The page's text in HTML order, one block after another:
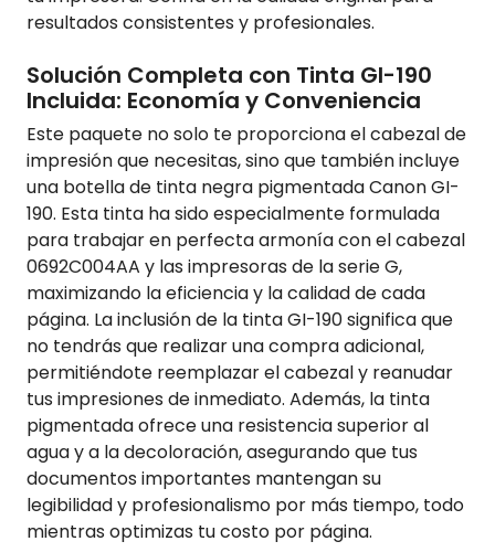
resultados consistentes y profesionales.
Solución Completa con Tinta GI-190
Incluida: Economía y Conveniencia
Este paquete no solo te proporciona el cabezal de
impresión que necesitas, sino que también incluye
una botella de tinta negra pigmentada Canon GI-
190. Esta tinta ha sido especialmente formulada
para trabajar en perfecta armonía con el cabezal
0692C004AA y las impresoras de la serie G,
maximizando la eficiencia y la calidad de cada
página. La inclusión de la tinta GI-190 significa que
no tendrás que realizar una compra adicional,
permitiéndote reemplazar el cabezal y reanudar
tus impresiones de inmediato. Además, la tinta
pigmentada ofrece una resistencia superior al
agua y a la decoloración, asegurando que tus
documentos importantes mantengan su
legibilidad y profesionalismo por más tiempo, todo
mientras optimizas tu costo por página.